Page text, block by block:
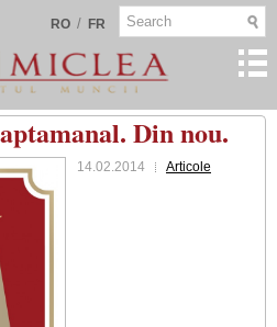
RO / FR
Din nou.
14.02.2014 Articole